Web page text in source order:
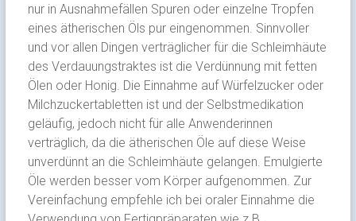
nur in Ausnahmefällen Spuren oder einzelne Tropfen
eines ätherischen Öls pur eingenommen. Sinnvoller
und vor allen Dingen verträglicher für die Schleimhäute
des Verdauungstraktes ist die Verdünnung mit fetten
Ölen oder Honig. Die Einnahme auf Würfelzucker oder
Milchzuckertabletten ist und der Selbstmedikation
geläufig, jedoch nicht für alle Anwenderinnen
verträglich, da die ätherischen Öle auf diese Weise
unverdünnt an die Schleimhäute gelangen. Emulgierte
Öle werden besser vom Körper aufgenommen. Zur
Vereinfachung empfehle ich bei oraler Einnahme die